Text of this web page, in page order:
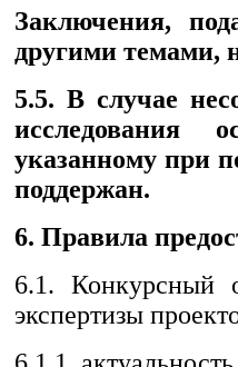
Заключения,
другими
5.5. В случае
исследования
указанному при
поддержан.
6. Правила
6.1. Конкурсный
экспертизы